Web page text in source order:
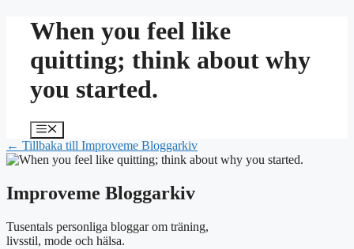
HoppaWhen you feel like
quitting; think about why
you started.
Meny
← Tillbaka till Improveme Bloggarkiv
Improveme Bloggarkiv
Tusentals personliga bloggar om träning,
livsstil, mode och hälsa.